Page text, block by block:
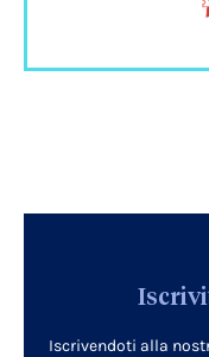
Iscrivendoti alla